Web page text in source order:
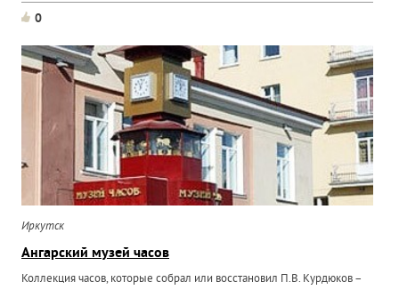
0
Иркутск
Ангарский музей часов
Коллекция часов, которые собрал или восстановил П.В. Курдюков –